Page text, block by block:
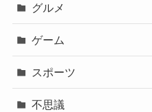
グルメ
ゲーム
スポーツ
不思議